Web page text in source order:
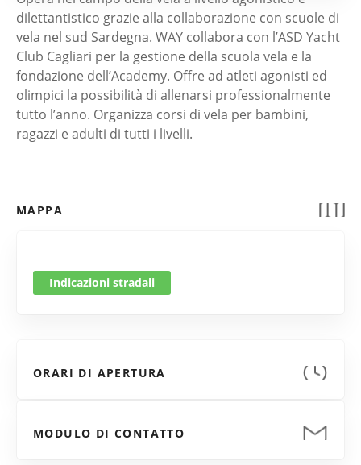
dilettantistico grazie alla collaborazione con scuole di
vela nel sud Sardegna. WAY collabora con l’ASD Yacht
Club Cagliari per la gestione della scuola vela e la
fondazione dell’Academy. Offre ad atleti agonisti ed
olimpici la possibilità di allenarsi professionalmente
tutto l’anno. Organizza corsi di vela per bambini,
ragazzi e adulti di tutti i livelli.
MAPPA
Indicazioni stradali
ORARI DI APERTURA
MODULO DI CONTATTO